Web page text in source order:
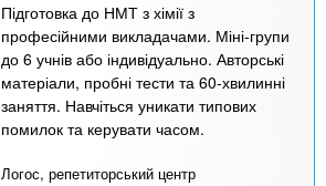
Підготовка до НМТ з хімії з
професійними викладачами. Міні-групи
до 6 учнів або індивідуально. Авторські
матеріали, пробні тести та 60-хвилинні
заняття. Навчіться уникати типових
помилок та керувати часом.
Логос, репетиторський центр